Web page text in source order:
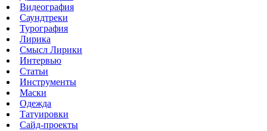
Видеография
Саундтреки
Турография
Лирика
Смысл Лирики
Интервью
Статьи
Инструменты
Маски
Одежда
Татуировки
Сайд-проекты